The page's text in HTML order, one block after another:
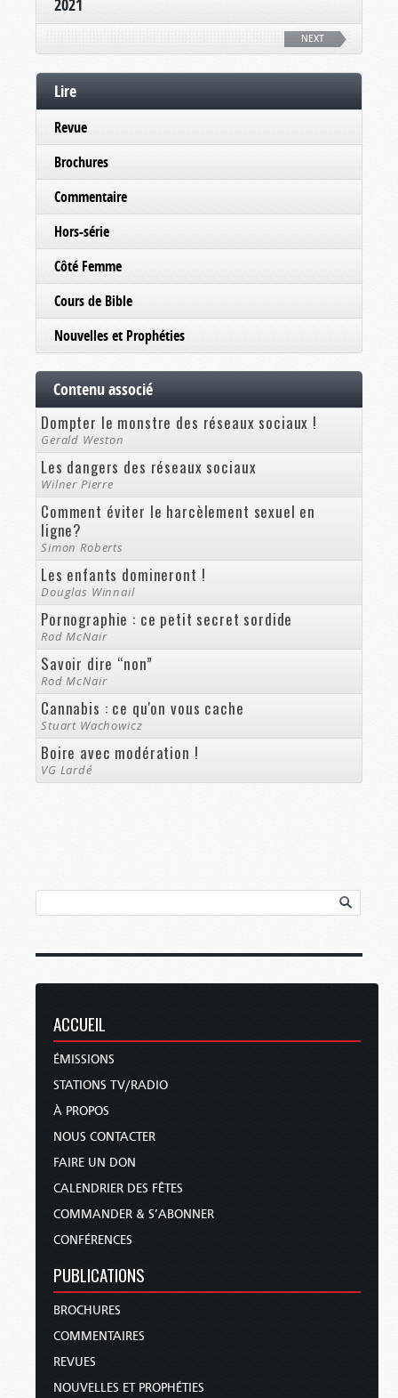
2021
NEXT
Lire
Revue
Brochures
Commentaire
Hors-série
Côté Femme
Cours de Bible
Nouvelles et Prophéties
Contenu associé
Dompter le monstre des réseaux sociaux !
Gerald Weston
Les dangers des réseaux sociaux
Wilner Pierre
Comment éviter le harcèlement sexuel en
ligne?
Simon Roberts
Les enfants domineront !
Douglas Winnail
Pornographie : ce petit secret sordide
Rod McNair
Savoir dire “non”
Rod McNair
Cannabis : ce qu'on vous cache
Stuart Wachowicz
Boire avec modération !
VG Lardé
ACCUEIL
ÉMISSIONS
STATIONS TV/RADIO
À PROPOS
NOUS CONTACTER
FAIRE UN DON
CALENDRIER DES FÊTES
COMMANDER & S’ABONNER
CONFÉRENCES
PUBLICATIONS
BROCHURES
COMMENTAIRES
REVUES
NOUVELLES ET PROPHÉTIES